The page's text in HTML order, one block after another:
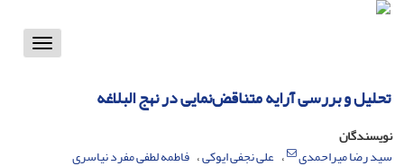
Toggle
تحلیل و بررسی آرایه متناقض‌نمایی در نهج البلاغه
نویسندگان
سید رضا میراحمدی
علی نجفی ایوکی فاطمه لطفی مفرد نیاسری